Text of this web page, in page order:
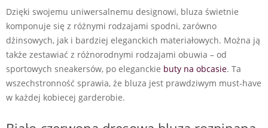
Dzięki swojemu uniwersalnemu designowi, bluza świetnie
komponuje się z różnymi rodzajami spodni, zarówno
dżinsowych, jak i bardziej eleganckich materiałowych. Można ją
także zestawiać z różnorodnymi rodzajami obuwia – od
sportowych sneakersów, po eleganckie buty na obcasie. Ta
wszechstronność sprawia, że bluza jest prawdziwym must-have
w każdej kobiecej garderobie.